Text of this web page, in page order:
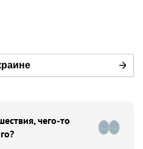
чего-то